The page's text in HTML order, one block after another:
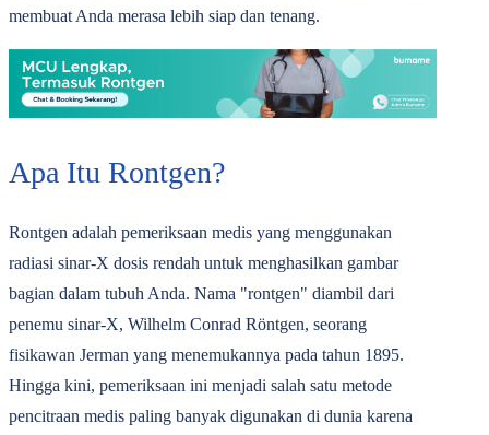
membuat Anda merasa lebih siap dan tenang.
Apa Itu Rontgen?
Rontgen adalah pemeriksaan medis yang menggunakan
radiasi sinar-X dosis rendah untuk menghasilkan gambar
bagian dalam tubuh Anda. Nama "rontgen" diambil dari
penemu sinar-X, Wilhelm Conrad Röntgen, seorang
fisikawan Jerman yang menemukannya pada tahun 1895.
Hingga kini, pemeriksaan ini menjadi salah satu metode
pencitraan medis paling banyak digunakan di dunia karena